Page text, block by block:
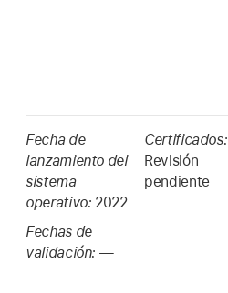
Fecha de
lanzamiento del
sistema
operativo: 2022
Fechas de
validación: —
Certificados:
Revisión
pendiente